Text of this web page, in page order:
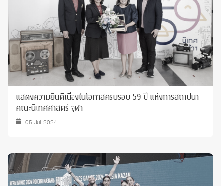
แสดงความยินดีเนื่องในโอกาสครบรอบ 59 ปี แห่งการสถาปนา
คณะนิเทศศาสตร์ จุฬา
05 Jul 2024